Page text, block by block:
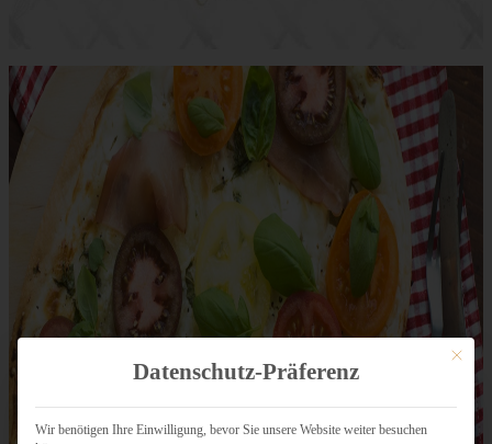
Mit
Datenschutz-Präferenz
Wir benötigen Ihre Einwilligung, bevor Sie unsere Website weiter besuchen